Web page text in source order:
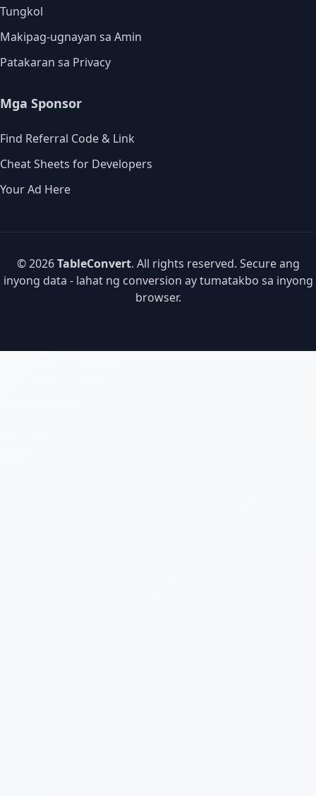
Tungkol
Makipag-ugnayan sa Amin
Patakaran sa Privacy
Mga Sponsor
Find Referral Code & Link
Cheat Sheets for Developers
Your Ad Here
© 2026TableConvert. All rights reserved. Secure ang
inyong data - lahat ng conversion ay tumatakbo sa inyong
browser.